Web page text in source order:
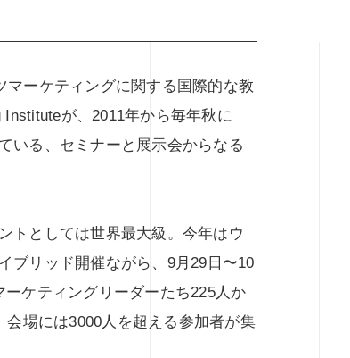
マーケティングに関する国際的な教
が、2011年から毎年秋に
いる、セミナーと展示会からなる
トとしては世界最大級。今年はウ
ブリッド開催ながら、9月29日〜10
ケティングリーダーたち225人か
場には3000人を超える参加者が集